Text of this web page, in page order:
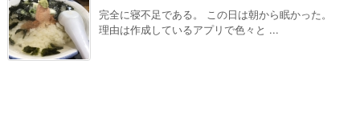
完全に寝不足である。 この日は朝から眠かった。
理由は作成しているアプリで色々と ...